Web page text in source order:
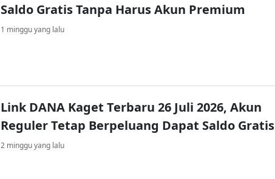
Saldo Gratis Tanpa Harus Akun Premium
1 minggu yang lalu
Link DANA Kaget Terbaru 26 Juli 2026, Akun
Reguler Tetap Berpeluang Dapat Saldo Gratis
2 minggu yang lalu